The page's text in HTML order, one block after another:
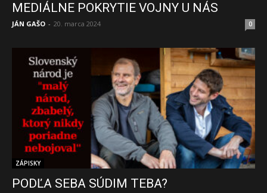
MEDIÁLNE POKRYTIE VOJNY U NÁS
JÁN GAŠO - 20. marca 2024 0
ZÁPISKY
PODĽA SEBA SÚDIM TEBA?